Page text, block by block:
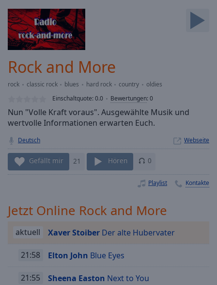
Skip
Forward
Mute
Current
Loaded:
Stream
TypeLIVE
live,
currently
behind
LIVE
Remaining
1x
Rate
Chapters
Rock and More
rock classic rock blues hard rock country
oldies
Einschaltquote:0.0 Bewertungen:0
Nun "Volle Kraft voraus". Ausgewählte Musik und
wertvolle Informationen erwarten Euch.
Deutsch Webseite
Gefällt mir 21 Hören 0
Playlist Kontakte
Jetzt Online Rock and More
aktuell Xaver Stoiber Der alte Hubervater
21:58 Elton John Blue Eyes
21:55 Sheena Easton Next to You